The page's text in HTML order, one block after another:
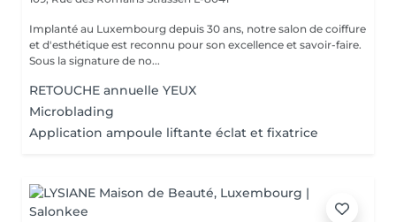
Implanté au Luxembourg depuis 30 ans, notre salon de coiffure
et d'esthétique est reconnu pour son excellence et savoir-faire.
Sous la signature de no...
RETOUCHE annuelle YEUX
Microblading
Application ampoule liftante éclat et fixatrice